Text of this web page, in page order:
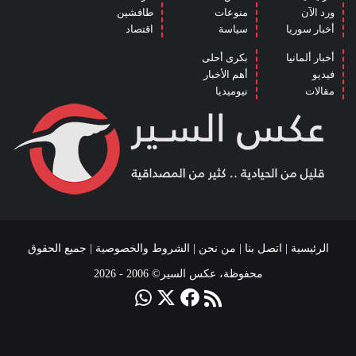
ورد الآن
أخبار سوريا
منوعات
سياسة
طافشين
اقتصاد
أخبار ألمانيا
فيديو
مقالات
بكرى أحلى
أهم الأخبار
نيوميديا
الرئيسية اتصل بنا من نحن الشروط والخصوصية | جميع الحقوق
محفوظة، عكس السير© 2006 - 2026